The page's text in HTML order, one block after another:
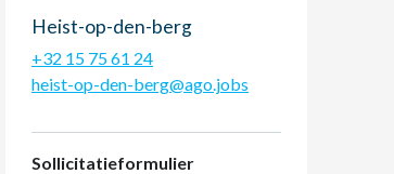
Heist-op-den-berg
+32 15 75 61 24
heist-op-den-berg@ago.jobs
Sollicitatieformulier